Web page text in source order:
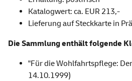
Katalogwert: ca. EUR 213,-
Lieferung auf Steckkarte in
Die Sammlung enthält folgende
"Für die Wohlfahrtspflege:
14.10.1999)